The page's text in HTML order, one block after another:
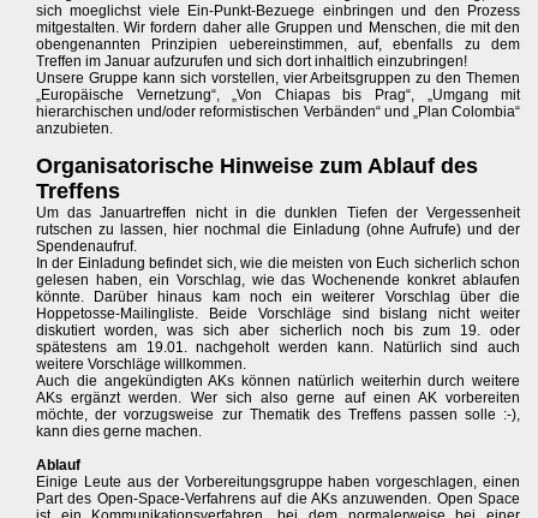
sich moeglichst viele Ein-Punkt-Bezuege einbringen und den Prozess
mitgestalten. Wir fordern daher alle Gruppen und Menschen, die mit den
obengenannten Prinzipien uebereinstimmen, auf, ebenfalls zu dem
Treffen im Januar aufzurufen und sich dort inhaltlich einzubringen!
Unsere Gruppe kann sich vorstellen, vier Arbeitsgruppen zu den Themen
„Europäische Vernetzung“, „Von Chiapas bis Prag“, „Umgang mit
hierarchischen und/oder reformistischen Verbänden“ und „Plan Colombia“
anzubieten.
Organisatorische Hinweise zum Ablauf des
Treffens
Um das Januartreffen nicht in die dunklen Tiefen der Vergessenheit
rutschen zu lassen, hier nochmal die Einladung (ohne Aufrufe) und der
Spendenaufruf.
In der Einladung befindet sich, wie die meisten von Euch sicherlich schon
gelesen haben, ein Vorschlag, wie das Wochenende konkret ablaufen
könnte. Darüber hinaus kam noch ein weiterer Vorschlag über die
Hoppetosse-Mailingliste. Beide Vorschläge sind bislang nicht weiter
diskutiert worden, was sich aber sicherlich noch bis zum 19. oder
spätestens am 19.01. nachgeholt werden kann. Natürlich sind auch
weitere Vorschläge willkommen.
Auch die angekündigten AKs können natürlich weiterhin durch weitere
AKs ergänzt werden. Wer sich also gerne auf einen AK vorbereiten
möchte, der vorzugsweise zur Thematik des Treffens passen solle :-),
kann dies gerne machen.
Ablauf
Einige Leute aus der Vorbereitungsgruppe haben vorgeschlagen, einen
Part des Open-Space-Verfahrens auf die AKs anzuwenden. Open Space